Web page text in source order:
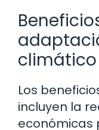
climático
Los
incluyen la
económicas